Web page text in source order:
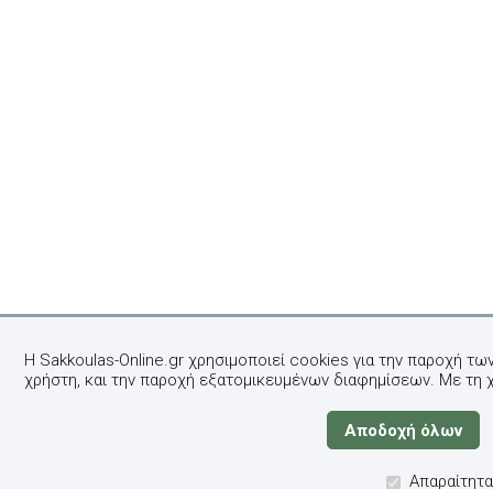
Η Sakkoulas-Online.gr χρησιμοποιεί cookies για την παροχή
χρήστη, και την παροχή εξατομικευμένων διαφημίσεων. Με